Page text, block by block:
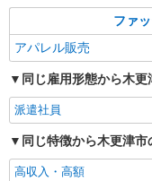
キープ
アルバイト パート
全額
ファ
アパレル販売
同じ雇用形態から木
派遣社員
同じ特徴から木更津
高収入・高額